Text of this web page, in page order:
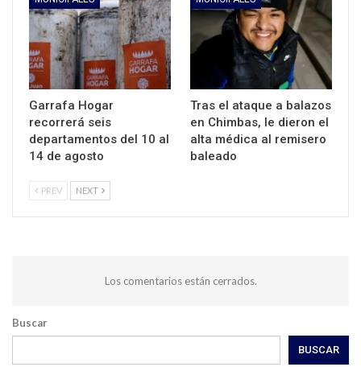
Garrafa Hogar
recorrerá seis
departamentos del 10 al
14 de agosto
Tras el ataque a balazos
en Chimbas, le dieron el
alta médica al remisero
baleado
PREV NEXT
Los comentarios están cerrados.
Buscar
BUSCAR